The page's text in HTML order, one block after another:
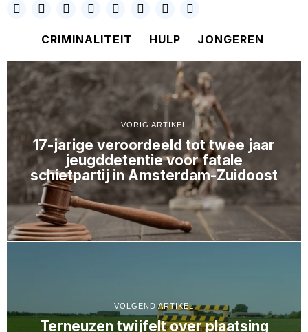
CRIMINALITEIT HULP JONGEREN
VORIG ARTIKEL
17-jarige veroordeeld tot twee jaar
jeugddetentie voor fatale
schietpartij in Amsterdam-Zuidoost
VOLGEND ARTIKEL
Terneuzen twijfelt over plaatsing